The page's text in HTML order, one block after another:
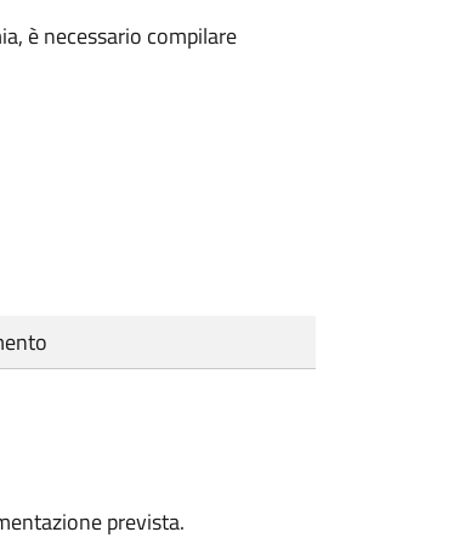
è necessario compilare
prevista.